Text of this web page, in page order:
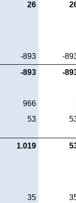
26
-893
-
-893
-
966
53
1.019
35